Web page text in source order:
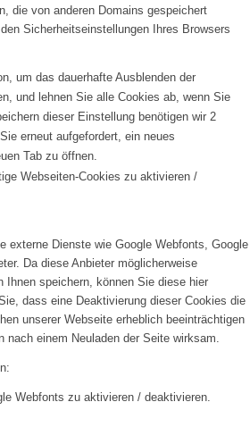
die von anderen Domains gespeichert
Sicherheitseinstellungen Ihres Browsers
um das dauerhafte Ausblenden der
und lehnen Sie alle Cookies ab, wenn Sie
dieser Einstellung benötigen wir 2
erneut aufgefordert, ein neues
Tab zu öffnen.
Webseiten-Cookies zu aktivieren /
externe Dienste wie Google Webfonts, Google
Da diese Anbieter möglicherweise
Ihnen speichern, können Sie diese hier
dass eine Deaktivierung dieser Cookies die
unserer Webseite erheblich beeinträchtigen
nach einem Neuladen der Seite wirksam.
Webfonts zu aktivieren / deaktivieren.